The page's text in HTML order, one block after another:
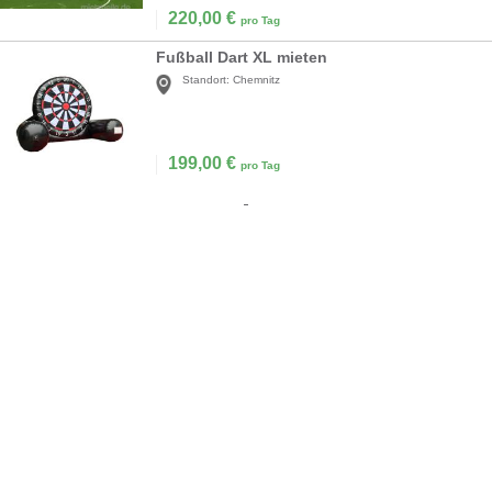
220,00 € pro Tag
Fußball Dart XL mieten
Standort: Chemnitz
199,00 € pro Tag